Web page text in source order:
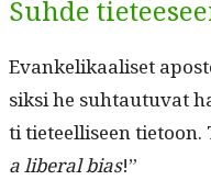
Suhde
Evanke­likaaliset
sik­si he suh­tau­tu­vat
ti tieteel­liseen tietoon.
a lib­er­al bias!”